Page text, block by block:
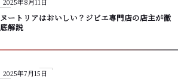
ヌートリアはおいしい？ジビエ専門店の店主が徹
底解説
2025年7月15日